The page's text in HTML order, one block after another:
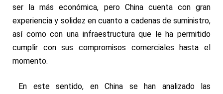
ser la más económica, pero China cuenta con gran
experiencia y solidez en cuanto a cadenas de suministro,
así como con una infraestructura que le ha permitido
cumplir con sus compromisos comerciales hasta el
momento.
En este sentido, en China se han analizado las